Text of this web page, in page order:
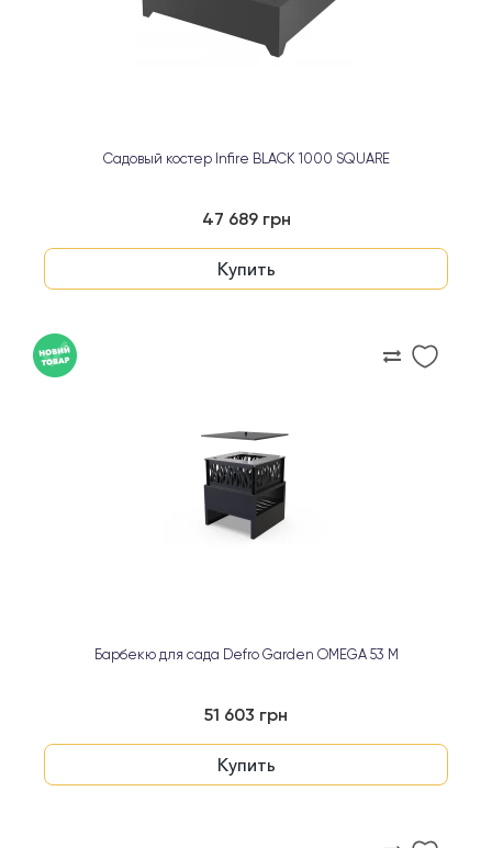
Садовый костер Infire BLACK 1000 SQUARE
47 689 грн
Купить
Барбекю для сада Defro Garden OMEGA 53 M
51 603 грн
Купить